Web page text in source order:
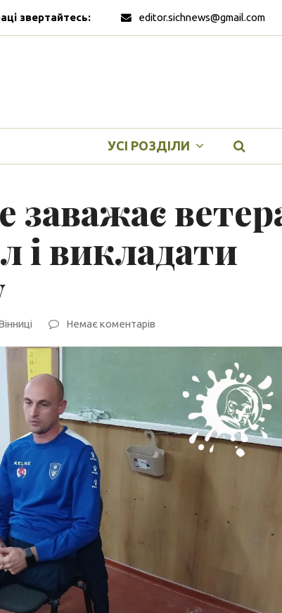
звертайтесь: editor.sichnews@gmail.com
УСІ РОЗДІЛИ
заважає
і викладати
Немає коментарів